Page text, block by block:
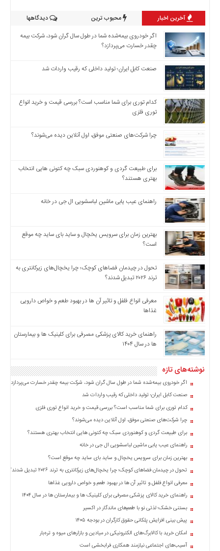
آخرین اخبار محبوب ترین
دیدگاهها
اگر خودروی بیمه‌شده شما در طول سال گران شود، شرکت بیمه
چقدر خسارت می‌پردازد؟
صنعت کابل ایران؛ تولید داخلی که رقیب واردات شد
کدام توری برای شما مناسب است؟ بررسی قیمت و خرید انواع
توری فلزی
چرا شرکت‌های صنعتی موفق، اول آنلاین دیده می‌شوند؟
برای طبیعت گردی و کوهنوردی سبک چه کتونی هایی انتخاب
بهتری هستند؟
راهنمای عیب یابی ماشین لباسشویی ال جی در خانه
بهترین زمان برای سرویس یخچال و ساید بای ساید چه موقع
است؟
تحول در چیدمان فضاهای کوچک؛ چرا یخچال‌های زیرکانتری به
ترند ۲۰۲۶ تبدیل شدند؟
معرفی انواع فلفل و تاثیر آن ‌ها در بهبود طعم و خواص دارویی
غذاها
راهنمای خرید کالای پزشکی مصرفی برای کلینیک ها و بیمارستان
ها در سال ۱۴۰۴
نوشته‌های تازه
اگر خودروی بیمه‌شده شما در طول سال گران شود، شرکت بیمه چقدر خسارت می‌پردازد؟
صنعت کابل ایران؛ تولید داخلی که رقیب واردات شد
کدام توری برای شما مناسب است؟ بررسی قیمت و خرید انواع توری فلزی
چرا شرکت‌های صنعتی موفق، اول آنلاین دیده می‌شوند؟
برای طبیعت گردی و کوهنوردی سبک چه کتونی هایی انتخاب بهتری هستند؟
راهنمای عیب یابی ماشین لباسشویی ال جی در خانه
بهترین زمان برای سرویس یخچال و ساید بای ساید چه موقع است؟
تحول در چیدمان فضاهای کوچک؛ چرا یخچال‌های زیرکانتری به ترند ۲۰۲۶ تبدیل شدند؟
معرفی انواع فلفل و تاثیر آن ‌ها در بهبود طعم و خواص دارویی غذاها
راهنمای خرید کالای پزشکی مصرفی برای کلینیک ها و بیمارستان ها در سال ۱۴۰۴
بستنی خشک؛ لذتی نو با طعم‌های ماندگار در اکسیر
پیش بینی افزایش پلکانی حقوق کارگران در بودجه ۱۴۰۵
امکان خرید با کالابرگ‌های الکترونیکی در میادین و بازارهای میوه و تره‌بار
آسیب‌های اجتماعی نیازمند همکاری فرابخشی است